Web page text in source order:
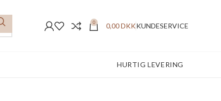
0 0,00DKKKUNDESERVICE
HURTIG LEVERING
FREMRAGENDE ANMELDELSER